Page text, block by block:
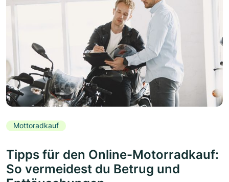
Mottoradkauf
Tipps für den Online-Motorradkauf:
So vermeidest du Betrug und